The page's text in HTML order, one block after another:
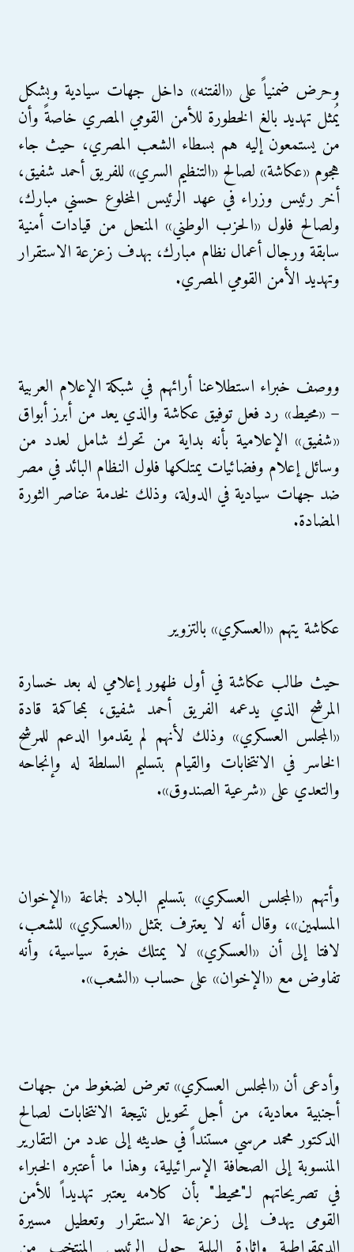
وحرض ضمنياً على «الفتنه» داخل جهات سيادية وبشكل
يُمثل تهديد بالغ الخطورة للأمن القومي المصري خاصةً وأن
من يستمعون إليه هم بسطاء الشعب المصري، حيث جاء
هجوم «عكاشة» لصالح «التنظيم السري» للفريق أحمد شفيق،
أخر رئيس وزراء في عهد الرئيس المخلوع حسني مبارك،
ولصالح فلول «الحزب الوطني» المنحل من قيادات أمنية
سابقة ورجال أعمال نظام مبارك، بهدف زعزعة الاستقرار
وتهديد الأمن القومي المصري.
ووصف خبراء استطلاعنا أرائهم في شبكة الإعلام العربية
– «محيط» رد فعل توفيق عكاشة والذي يعد من أبرز أبواق
«شفيق» الإعلامية بأنه بداية من تحرك شامل لعدد من
وسائل إعلام وفضائيات يمتلكها فلول النظام البائد في مصر
ضد جهات سيادية في الدولة، وذلك لخدمة عناصر الثورة
المضادة.
عكاشة يتهم «العسكري» بالتزوير
حيث طالب عكاشة في أول ظهور إعلامي له بعد خسارة
المرشح الذي يدعمه الفريق أحمد شفيق، بمحاكمة قادة
«المجلس العسكري» وذلك لأنهم لم يقدموا الدعم للمرشح
الخاسر في الانتخابات والقيام بتسليم السلطة له وإنجاحه
والتعدي على «شرعية الصندوق».
وأتهم «المجلس العسكري» بتسليم البلاد لجماعة «الإخوان
المسلمين»، وقال أنه لا يعترف بتمثل «العسكري» للشعب،
لافتا إلى أن «العسكري» لا يمتلك خبرة سياسية، وأنه
تفاوض مع «الإخوان» على حساب «الشعب».
وأدعى أن «المجلس العسكري» تعرض لضغوط من جهات
أجنبية معادية، من أجل تحويل نتيجة الانتخابات لصالح
الدكتور محمد مرسي مستنداً في حديثه إلى عدد من التقارير
المنسوبة إلى الصحافة الإسرائيلية، وهذا ما أعتبره الخبراء
في تصريحاتهم لـ"محيط" بأن كلامه يعتبر تهديداً للأمن
القومى يهدف إلى زعزعة الاستقرار وتعطيل مسيرة